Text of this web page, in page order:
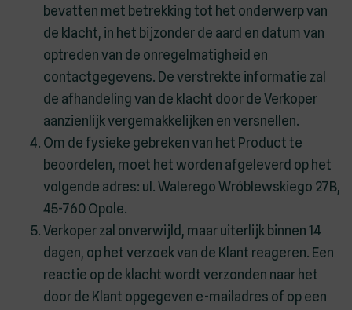
bevatten met betrekking tot het onderwerp van
de klacht, in het bijzonder de aard en datum van
optreden van de onregelmatigheid en
contactgegevens. De verstrekte informatie zal
de afhandeling van de klacht door de Verkoper
aanzienlijk vergemakkelijken en versnellen.
Om de fysieke gebreken van het Product te
beoordelen, moet het worden afgeleverd op het
volgende adres: ul. Walerego Wróblewskiego 27B,
45-760 Opole.
Verkoper zal onverwijld, maar uiterlijk binnen 14
dagen, op het verzoek van de Klant reageren. Een
reactie op de klacht wordt verzonden naar het
door de Klant opgegeven e-mailadres of op een